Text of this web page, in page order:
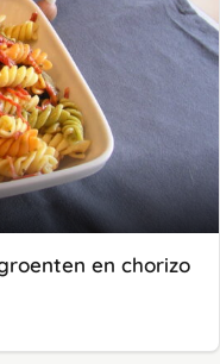
en chorizo